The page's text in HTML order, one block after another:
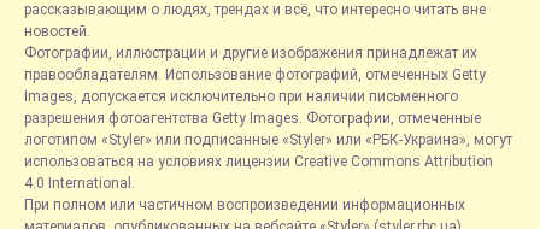
рассказывающим о людях, трендах и всё, что интересно читать вне
новостей.
Фотографии, иллюстрации и другие изображения принадлежат их
правообладателям. Использование фотографий, отмеченных Getty
Images, допускается исключительно при наличии письменного
разрешения фотоагентства Getty Images. Фотографии, отмеченные
логотипом «Styler» или подписанные «Styler» или «РБК-Украина», могут
использоваться на условиях лицензии Creative Commons Attribution
4.0 International.
При полном или частичном воспроизведении информационных